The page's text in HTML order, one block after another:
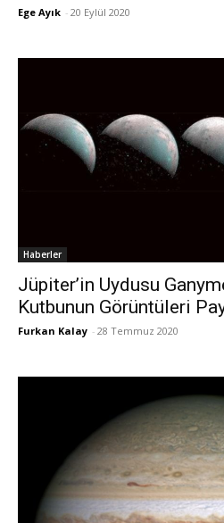
Ege Ayık - 20 Eylül 2020
Haberler
Jüpiter’in Uydusu
Kutbunun Görüntüleri
Furkan Kalay - 28 Temmuz 2020